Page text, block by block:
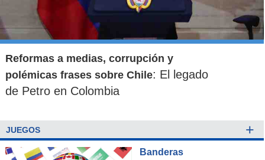
Reformas a medias, corrupción y
polémicas frases sobre Chile: El legado
de Petro en Colombia
JUEGOS +
Banderas